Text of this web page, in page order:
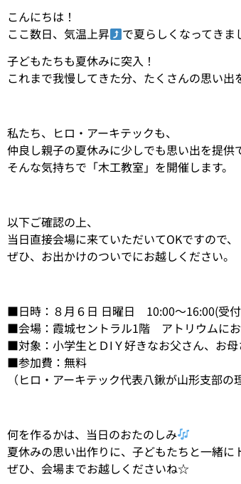
こんにちは！
ここ数日、気温上昇
で夏らしくなってきま
子どもたちも夏休みに突入！
これまで我慢してきた分、たくさんの思い出
私たち、ヒロ・アーキテックも、
仲良し親子の夏休みに少しでも思い出を提供
そんな気持ちで「木工教室」を開催します。
以下ご確認の上、
当日直接会場に来ていただいてOKですので、
ぜひ、お出かけのついでにお越しください。
■日時：８月６日 日曜日 10:00〜16:00(受
■会場：霞城セントラル1階 アトリウムに
■対象：小学生とＤIＹ好きなお父さん、お母
■参加費：無料
（ヒロ・アーキテック代表八鍬が山形支部
何を作るかは、当日のおたのしみ
夏休みの思い出作りに、子どもたちと一緒に
ぜひ、会場までお越しくださいね☆